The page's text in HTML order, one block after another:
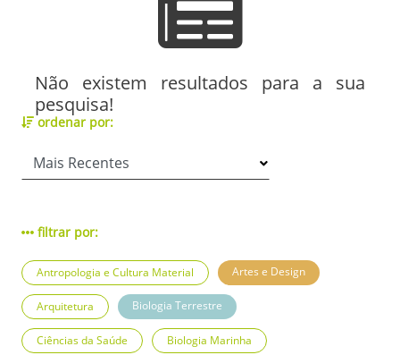
Não existem resultados para a sua
pesquisa!
ordenar por:
filtrar por:
Antropologia e Cultura Material Artes e Design
Arquitetura Biologia Terrestre
Ciências da Saúde Biologia Marinha